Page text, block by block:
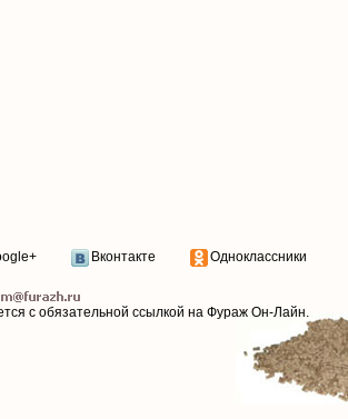
Вконтакте Одноклассники
с обязательной ссылкой на Фураж Он-Лайн.